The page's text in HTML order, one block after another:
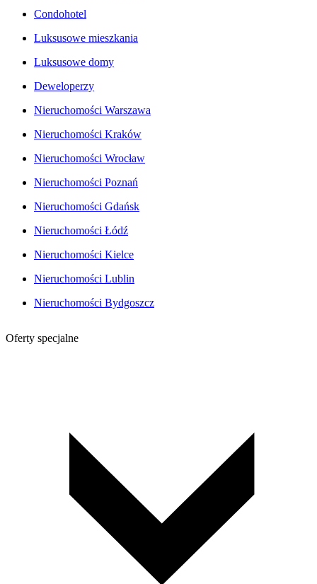
Condohotel
Luksusowe mieszkania
Luksusowe domy
Deweloperzy
Nieruchomości Warszawa
Nieruchomości Kraków
Nieruchomości Wrocław
Nieruchomości Poznań
Nieruchomości Gdańsk
Nieruchomości Łódź
Nieruchomości Kielce
Nieruchomości Lublin
Nieruchomości Bydgoszcz
Oferty specjalne